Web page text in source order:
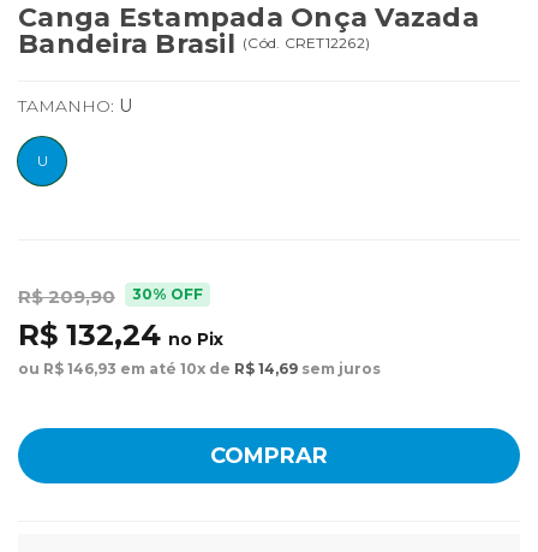
Canga Estampada Onça Vazada
Bandeira Brasil (Cód. CRET12262)
TAMANHO: U
U
R$ 209,90 30% OFF
R$ 132,24 no Pix
ou R$ 146,93 em até 10x de R$ 14,69 sem juros
COMPRAR